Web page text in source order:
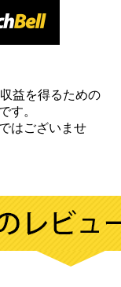
益を得るための
す。
はございませ